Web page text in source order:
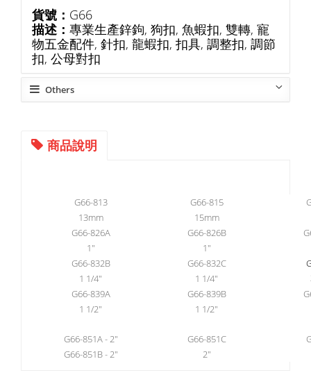
貨號： G66
描述： 專業生產鋅鉤, 狗扣, 魚蝦扣, 雙轉, 寵
物五金配件, 針扣, 龍蝦扣, 扣具, 調整扣, 調節
扣, 公母對扣
Others
商品說明
G66-813
13mm
G66-815
15mm
G66-826A
1"
G66-826B
1"
G66-832B
1 1/4"
G66-832C
1 1/4"
G66-839A
1 1/2"
G66-839B
1 1/2"
G66-851A - 2"
G66-851B - 2"
G66-851C
2"